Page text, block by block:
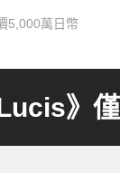
5,000萬日幣
》